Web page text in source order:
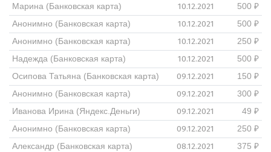
Марина (Банковская карта)
10.12.2021
500 ₽
Анонимно (Банковская карта)
10.12.2021
500 ₽
Анонимно (Банковская карта)
10.12.2021
250 ₽
Надежда (Банковская карта)
10.12.2021
500 ₽
Осипова Татьяна (Банковская карта)
09.12.2021
150 ₽
Анонимно (Банковская карта)
09.12.2021
300 ₽
Иванова Ирина (Яндекс.Деньги)
09.12.2021
49 ₽
Анонимно (Банковская карта)
09.12.2021
250 ₽
Александр (Банковская карта)
08.12.2021
375 ₽